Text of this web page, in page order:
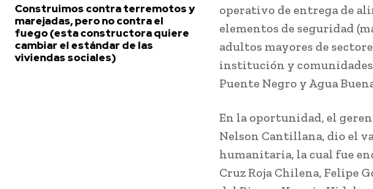
Construimos contra terremotos y
marejadas, pero no contra el
fuego (esta constructora quiere
cambiar el estándar de las
viviendas sociales)
operativo de entrega de
elementos de seguridad
adultos mayores de
institución y comunidades
Puente Negro y Agua
En la oportunidad, el
Nelson Cantillana, dio el
humanitaria, la cual fue
Cruz Roja Chilena, Felipe